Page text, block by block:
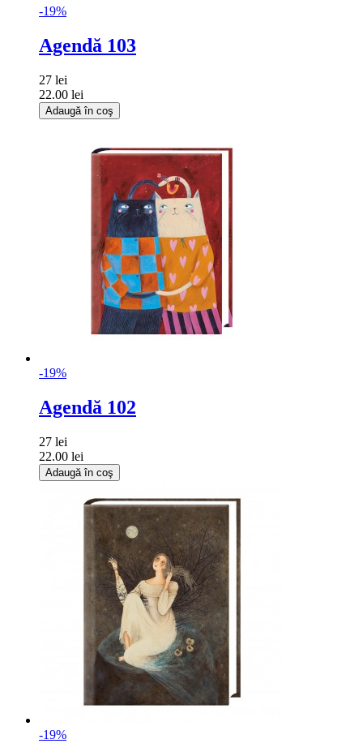
-19%
Agendă 103
27 lei
22.00 lei
Adaugă în coş
-19%
Agendă 102
27 lei
22.00 lei
Adaugă în coş
-19%